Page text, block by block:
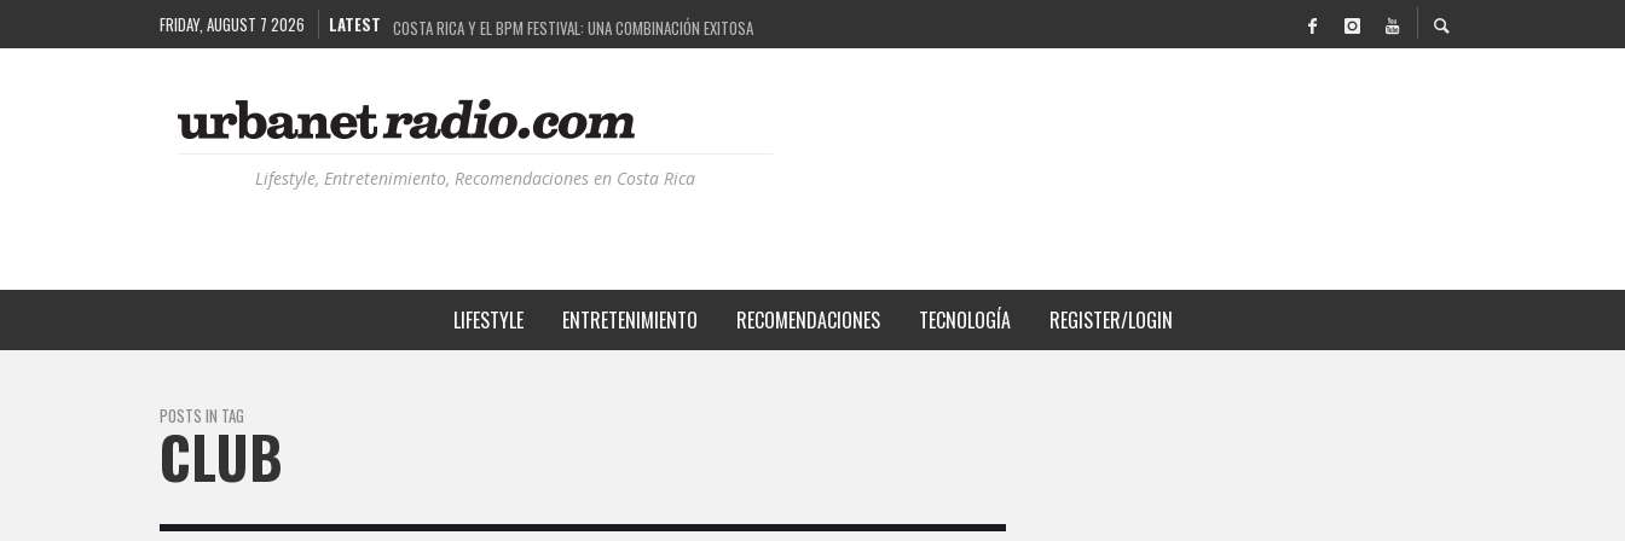
FRIDAY, AUGUST 7 2026 LATEST COSTA RICA Y EL BPM FESTIVAL: UNA COMBINACIÓN EXITOSA
RUTAS NATURBANAS: EL PROYECTO QUE ESTÁ TRANSFORMANDO LA CALIDAD DE VIDA DEL TRANSEÚNTE TICO CON MOVILIDAD Y PAISAJISMO
RECORDANDO LA EXPERIENCIA BPM: UN REVIEW DE LA PRIMERA EDICIÓN QUE TRAJO EL TALENTO DE MÁS DE 100 DJS A COSTA RICA
Lifestyle, Entretenimiento, Recomendaciones en Costa Rica
LIFESTYLE ENTRETENIMIENTO RECOMENDACIONES TECNOLOGÍA REGISTER/LOGIN
POSTS IN TAG
CLUB